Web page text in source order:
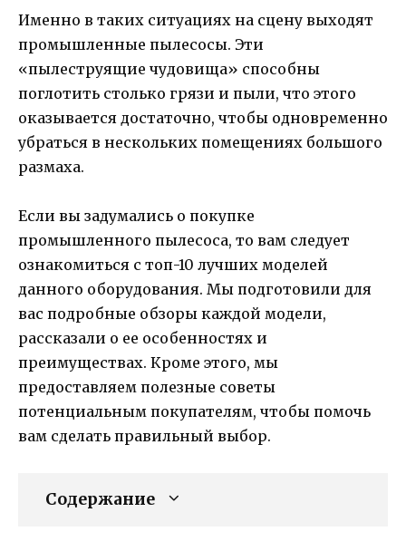
Именно в таких ситуациях на сцену выходят
промышленные пылесосы. Эти
«пылеструящие чудовища» способны
поглотить столько грязи и пыли, что этого
оказывается достаточно, чтобы одновременно
убраться в нескольких помещениях большого
размаха.
Если вы задумались о покупке
промышленного пылесоса, то вам следует
ознакомиться с топ-10 лучших моделей
данного оборудования. Мы подготовили для
вас подробные обзоры каждой модели,
рассказали о ее особенностях и
преимуществах. Кроме этого, мы
предоставляем полезные советы
потенциальным покупателям, чтобы помочь
вам сделать правильный выбор.
Содержание